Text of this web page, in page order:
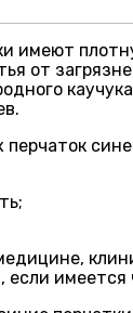
имеют
от
если имеется